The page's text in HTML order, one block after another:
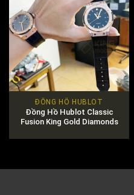
ĐỒNG HỒ HUBLOT
Đồng Hồ Hublot Classic
Fusion King Gold Diamonds